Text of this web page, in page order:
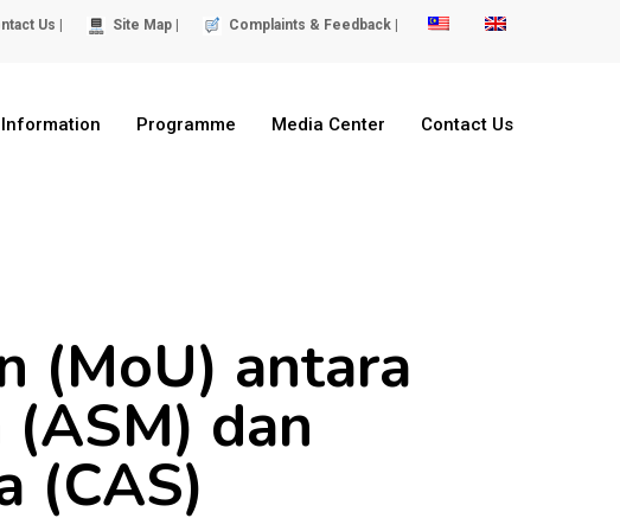
Us | Site Map | Complaints & Feedback |
Information Programme Media Center Contact Us
(MoU) antara
dan
(CAS)